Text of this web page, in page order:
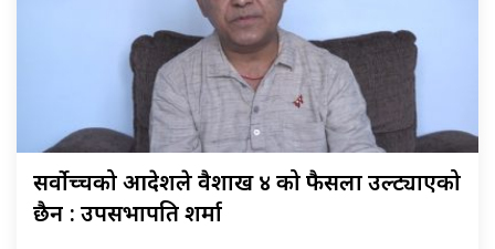
सर्वोच्चको आदेशले वैशाख ४ को फैसला उल्ट्याएको
छैन : उपसभापति शर्मा